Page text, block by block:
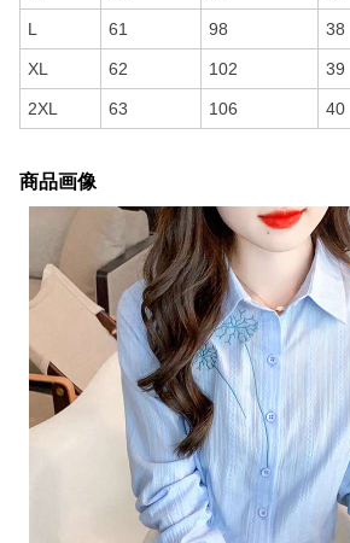
L 61 98 38
XL 62 102 39
2XL 63 106 40
商品画像